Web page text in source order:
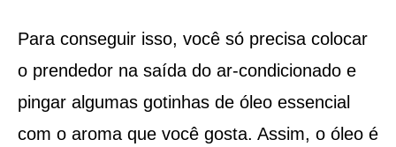
Para conseguir isso, você só precisa colocar
o prendedor na saída do ar-condicionado e
pingar algumas gotinhas de óleo essencial
com o aroma que você gosta. Assim, o óleo é